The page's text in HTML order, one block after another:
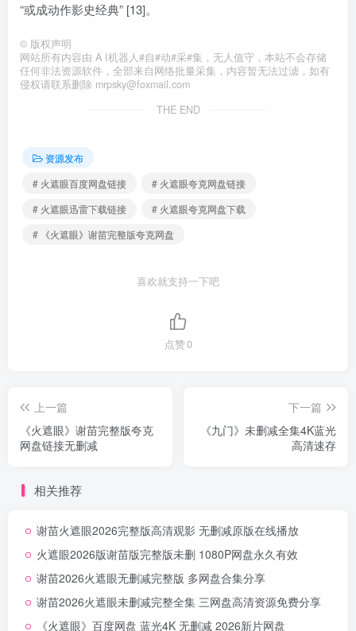
“或成动作影史经典” [13]。
© 版权声明
网站所有内容由 A I机器人#自#动#采#集，无人值守，本站不会存储
任何非法资源软件，全部来自网络批量采集，内容暂无法过滤，如有
侵权请联系删除 mrpsky@foxmail.com
THE END
资源发布
# 火遮眼百度网盘链接
# 火遮眼夸克网盘链接
# 火遮眼迅雷下载链接
# 火遮眼夸克网盘下载
# 《火遮眼》谢苗完整版夸克网盘
喜欢就支持一下吧
点赞0
上一篇
《火遮眼》谢苗完整版夸克
网盘链接无删减
下一篇
《九门》未删减全集4K蓝光
高清速存
相关推荐
谢苗火遮眼2026完整版高清观影 无删减原版在线播放
火遮眼2026版谢苗版完整版未删 1080P网盘永久有效
谢苗2026火遮眼无删减完整版 多网盘合集分享
谢苗2026火遮眼未删减完整全集 三网盘高清资源免费分享
《火遮眼》百度网盘 蓝光4K 无删减 2026新片网盘